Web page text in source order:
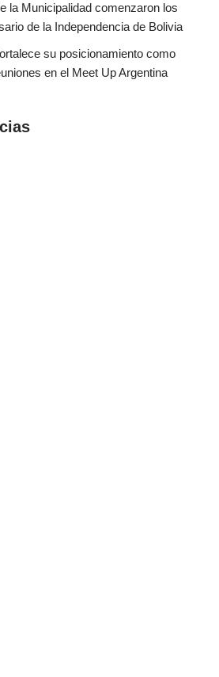
la Municipalidad comenzaron los
de la Independencia de Bolivia
su posicionamiento como
en el Meet Up Argentina